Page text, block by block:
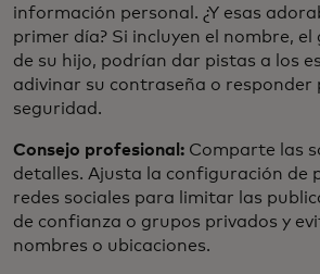
información personal. ¿Y esas
primer día? Si incluyen el nombre, el
de su hijo, podrían dar pistas a los
adivinar su contraseña o responder
seguridad.
Consejo profesional: Comparte las
detalles. Ajusta la configuración de
redes sociales para limitar las
de confianza o grupos privados y
nombres o ubicaciones.